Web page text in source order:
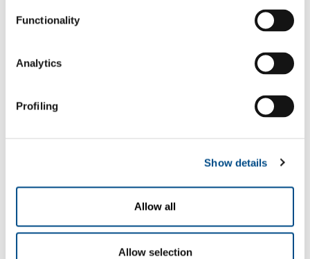
Functionality
Analytics
Profiling
Show details
Allow all
Allow selection
utilizzati per queste applicazioni.
Gomma e plastica
Cosmetica ed erboristeria
Chimica di base, organica, intermedi di sintesi